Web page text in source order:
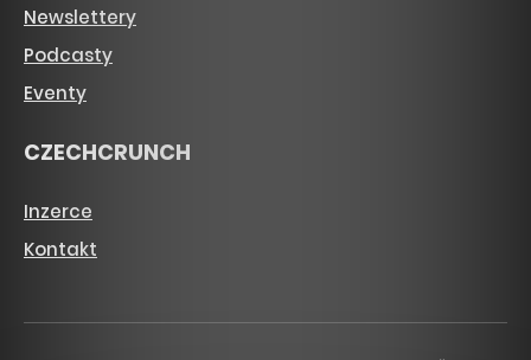
Newslettery
Podcasty
Eventy
CZECHCRUNCH
Inzerce
Kontakt